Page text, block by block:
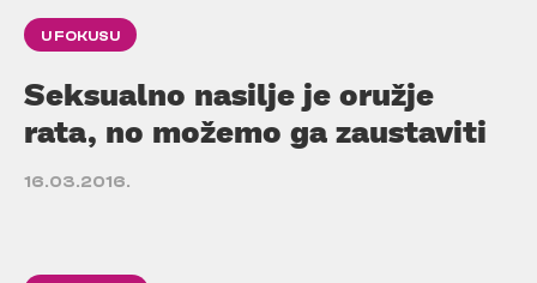
U FOKUSU
Seksualno nasilje je oružje
rata, no možemo ga zaustaviti
16.03.2016.